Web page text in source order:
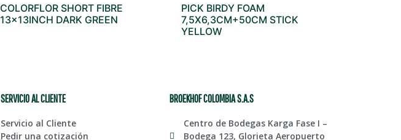
COLORFLOR SHORT FIBRE
13x13INCH DARK GREEN
PICK BIRDY FOAM
7,5X6,3CM+50CM STICK
YELLOW
SERVICIO AL CLIENTE
Servicio al Cliente
Pedir una cotización
BROEKHOF COLOMBIA S.A.S
Centro de Bodegas Karga Fase I –
Bodega 123, Glorieta Aeropuerto